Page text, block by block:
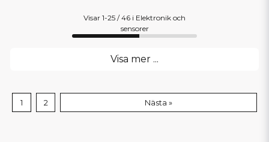
Visar 1-25 / 46 i Elektronik och
sensorer
Visa mer ...
1 2 Nästa »